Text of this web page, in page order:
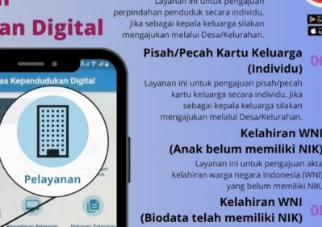
Peringatan
Kesehatan
Penguatan…
Resmikan
Semarang,
Dijaga Bersama
Dirut PLN
Nyata
Zero Emission